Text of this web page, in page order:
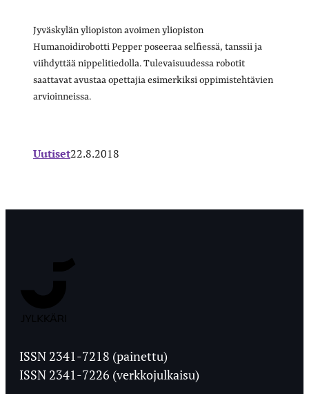
Jyväskylän yliopiston avoimen yliopiston
Humanoidirobotti Pepper poseeraa selfiessä, tanssii ja
viihdyttää nippelitiedolla. Tulevaisuudessa robotit
saattavat avustaa opettajia esimerkiksi oppimistehtävien
arvioinneissa.
Uutiset22.8.2018
Ylioppilaslehti
ISSN 2341-7218 (painettu)
ISSN 2341-7226 (verkkojulkaisu)